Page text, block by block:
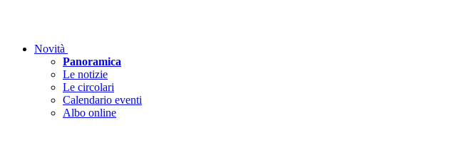
Novità
Panoramica
Le notizie
Le circolari
Calendario eventi
Albo online